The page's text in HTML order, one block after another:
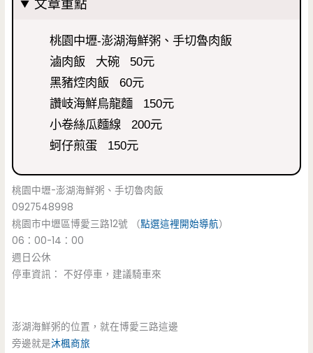
文章重點
桃園中壢-澎湖海鮮粥、手切魯肉飯
滷肉飯 大碗 50元
黑豬焢肉飯 60元
讚岐海鮮烏龍麵 150元
小卷絲瓜麵線 200元
蚵仔煎蛋 150元
桃園中壢-澎湖海鮮粥、手切魯肉飯
0927548998
桃園市中壢區博愛三路12號 （點選這裡開始導航）
06：00-14：00
週日公休
停車資訊： 不好停車，建議騎車來
澎湖海鮮粥的位置，就在博愛三路這邊
旁邊就是沐楓商旅